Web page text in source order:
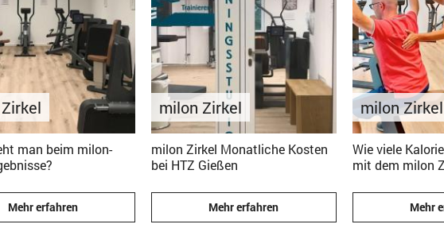
man beim milon-
Mehr erfahren
milon Zirkel
milon Zirkel Monatliche Kosten
bei HTZ Gießen
Mehr erfahren
milon Zirkel
Wie viele
mit dem milon
Mehr